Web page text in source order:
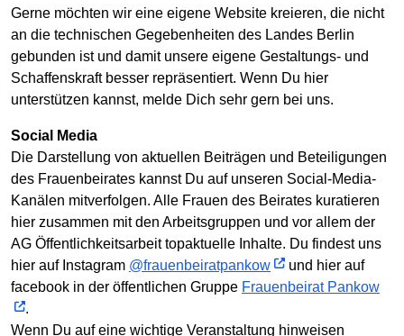
Gerne möchten wir eine eigene Website kreieren, die nicht
an die technischen Gegebenheiten des Landes Berlin
gebunden ist und damit unsere eigene Gestaltungs- und
Schaffenskraft besser repräsentiert. Wenn Du hier
unterstützen kannst, melde Dich sehr gern bei uns.
Social Media
Die Darstellung von aktuellen Beiträgen und Beteiligungen
des Frauenbeirates kannst Du auf unseren Social-Media-
Kanälen mitverfolgen. Alle Frauen des Beirates kuratieren
hier zusammen mit den Arbeitsgruppen und vor allem der
AG Öffentlichkeitsarbeit topaktuelle Inhalte. Du findest uns
hier auf Instagram @frauenbeiratpankow
und hier auf
facebook in der öffentlichen Gruppe Frauenbeirat Pankow
.
Wenn Du auf eine wichtige Veranstaltung hinweisen